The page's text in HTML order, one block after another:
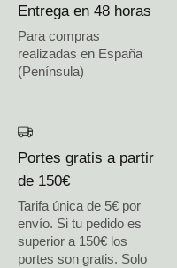
Entrega en 48 horas
Para compras
realizadas en España
(Península)
Portes gratis a partir
de 150€
Tarifa única de 5€ por
envío. Si tu pedido es
superior a 150€ los
portes son gratis. Solo